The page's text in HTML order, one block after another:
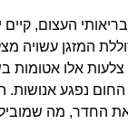
העצום, קיים
המזגן עשויה
אלו אטומות
נפגע אנושות.
החדר, מה